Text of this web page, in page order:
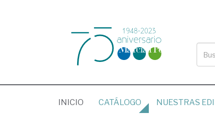
INICIO (CURRENT)
CATÁLOGO NUESTRAS